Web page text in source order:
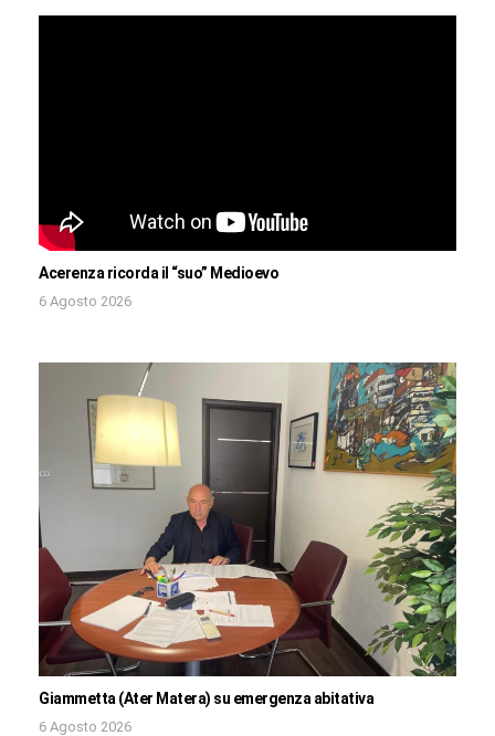
Acerenza ricorda il “suo” Medioevo
6 Agosto 2026
Giammetta (Ater Matera) su emergenza abitativa
6 Agosto 2026